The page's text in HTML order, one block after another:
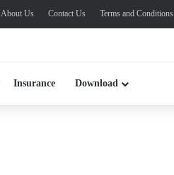
About Us Contact Us Terms and Conditions
Insurance Download